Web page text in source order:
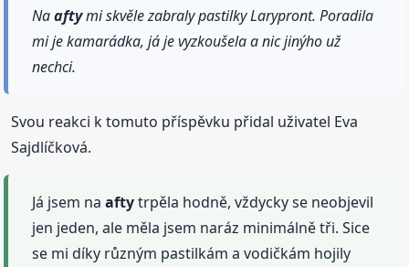
Naaftymi skvěle zabraly pastilky Larypront. Poradila
mi je kamarádka, já je vyzkoušela a nic jinýho už
nechci.
Svou reakci k tomuto příspěvku přidal uživatel Eva
Sajdlíčková.
Já jsem naaftytrpěla hodně, vždycky se neobjevil
jen jeden, ale měla jsem naráz minimálně tři. Sice
se mi díky různým pastilkám a vodičkám hojily